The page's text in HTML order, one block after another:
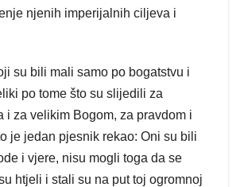
njenih imperijalnih ciljeva i
su bili mali samo po bogatstvu i
po tome što su slijedili za
i za velikim Bogom, za pravdom i
je jedan pjesnik rekao: Oni su bili
i vjere, nisu mogli toga da se
htjeli i stali su na put toj ogromnoj